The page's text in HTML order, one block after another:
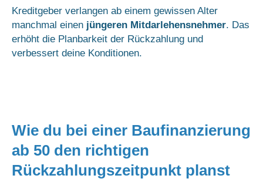
Kreditgeber verlangen ab einem gewissen Alter
manchmal einen jüngeren Mitdarlehensnehmer. Das
erhöht die Planbarkeit der Rückzahlung und
verbessert deine Konditionen.
Wie du bei einer Baufinanzierung
ab 50 den richtigen
Rückzahlungszeitpunkt planst